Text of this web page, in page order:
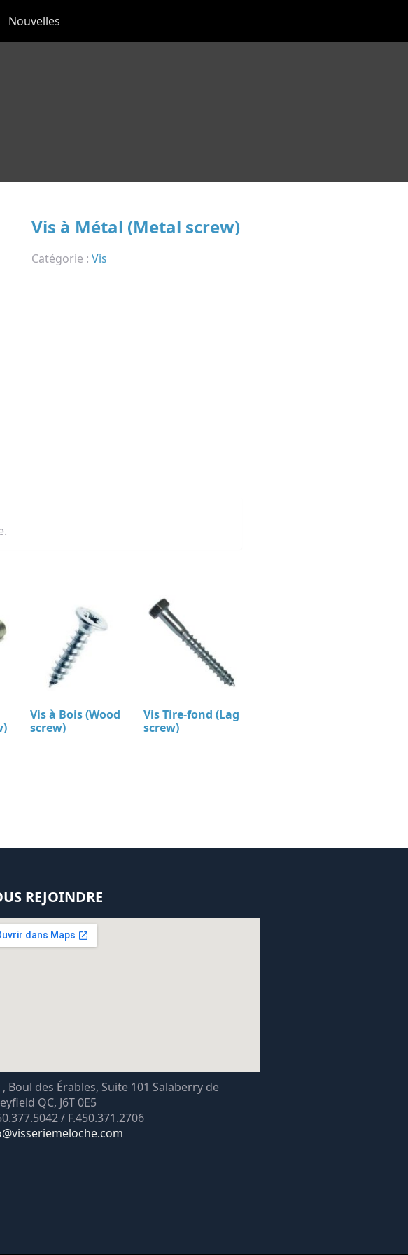
Nouvelles
Vis à Métal (Metal screw)
Catégorie : Vis
Vis à Bois (Wood
screw)
Vis Tire-fond (Lag
screw)
REJOINDRE
, Boul des Érables, Suite 101 Salaberry de
QC, J6T 0E5
/ F.450.371.2706